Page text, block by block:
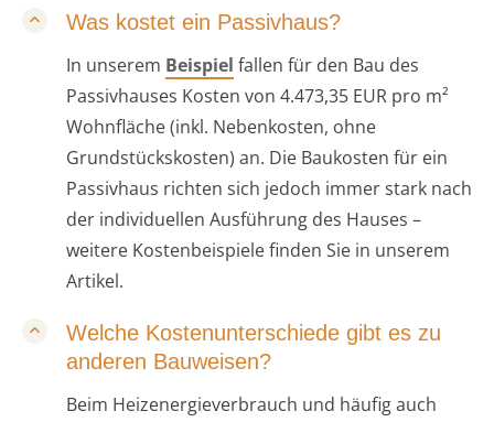
Was kostet ein Passivhaus?
In unserem Beispiel fallen für den Bau des
Passivhauses Kosten von 4.473,35 EUR pro m²
Wohnfläche (inkl. Nebenkosten, ohne
Grundstückskosten) an. Die Baukosten für ein
Passivhaus richten sich jedoch immer stark nach
der individuellen Ausführung des Hauses –
weitere Kostenbeispiele finden Sie in unserem
Artikel.
Welche Kostenunterschiede gibt es zu
anderen Bauweisen?
Beim Heizenergieverbrauch und häufig auch